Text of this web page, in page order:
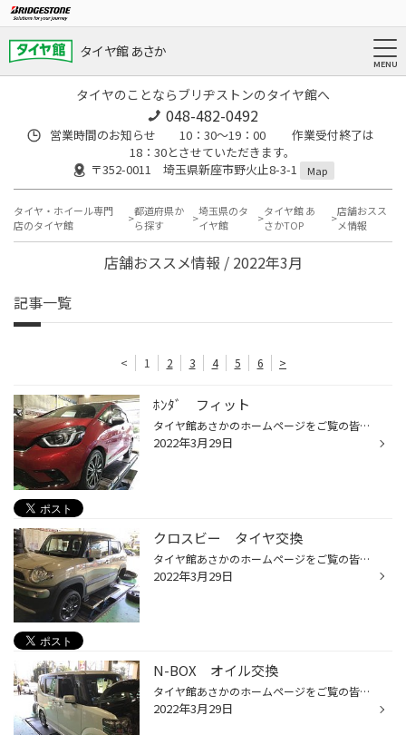
タイヤ館 あさか
タイヤのことならブリヂストンのタイヤ館へ
048-482-0492
営業時間のお知らせ 10：30～19：00 作業受付終了は
18：30とさせていただきます。
〒352-0011 埼玉県新座市野火止8-3-1
Map
タイヤ・ホイール専門
店のタイヤ館
都道府県か
ら探す
埼玉県のタ
イヤ館
タイヤ館 あ
さかTOP
店舗おスス
メ情報
店舗おススメ情報 / 2022年3月
記事一覧
< 1 2 3 4 5 6 >
ﾎﾝﾀﾞ フィット
タイヤ館あさかのホームページをご覧の皆様 こんにちは！ いつもご覧いただきありがとうございます！！ 本日は ★ホンダ ★フィット のタイヤ交換のご紹介です。 ★車写真 タイヤは新品時から摩耗時まで静粛性を実現し静かな走行する【ﾚｸﾞﾉGR-XⅡ】をお選びいただきました。 タイヤ：ブリヂストン・GR-X...
2022年3月29日
クロスビー タイヤ交換
タイヤ館あさかのホームページをご覧の皆様 こんにちは！ いつもご覧いただきありがとうございます！！ 本日は ★SUZUKI ★クロスビー のタイヤ交換のご紹介です。 ★車写真 タイヤは新品時から摩耗時まで静粛性を実現し静かな走行する【ﾚｸﾞﾉGR-XⅡ】をお選びいただきました。 タイヤ：ブリヂストン・GR...
2022年3月29日
N-BOX オイル交換
タイヤ館あさかのホームページをご覧の皆様 こんにちは！ いつもご覧いただきありがとうございます！！ 本日は ★ホンダ ★N-BOX のオイル交換のご紹介です。 ★車写真 使用するオイルはこちら ★WAKO’ｓ（ワコーズ） ★プロステージ（PRO-STAGE） ★オイル写真 今回は交換しませんでしたが、オイル交換の...
2022年3月29日